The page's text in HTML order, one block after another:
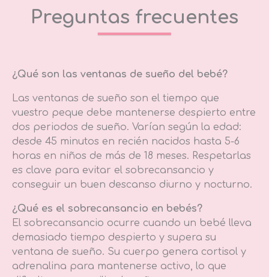
Preguntas frecuentes
¿Qué son las ventanas de sueño del bebé?
Las ventanas de sueño son el tiempo que
vuestro peque debe mantenerse despierto entre
dos periodos de sueño. Varían según la edad:
desde 45 minutos en recién nacidos hasta 5-6
horas en niños de más de 18 meses. Respetarlas
es clave para evitar el sobrecansancio y
conseguir un buen descanso diurno y nocturno.
¿Qué es el sobrecansancio en bebés?
El sobrecansancio ocurre cuando un bebé lleva
demasiado tiempo despierto y supera su
ventana de sueño. Su cuerpo genera cortisol y
adrenalina para mantenerse activo, lo que